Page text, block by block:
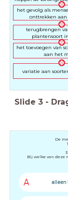
het gevolg als
onttrekken
terugbrengen
plantensoort
het toevoegen van
aan het
variatie aan
Slide 3 -
De
Bij welke van deze
A alleen